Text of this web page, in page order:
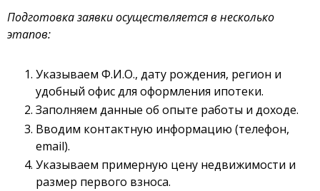
Подготовка заявки осуществляется в несколько
этапов:
Указываем Ф.И.О., дату рождения, регион и
удобный офис для оформления ипотеки.
Заполняем данные об опыте работы и доходе.
Вводим контактную информацию (телефон,
email).
Указываем примерную цену недвижимости и
размер первого взноса.